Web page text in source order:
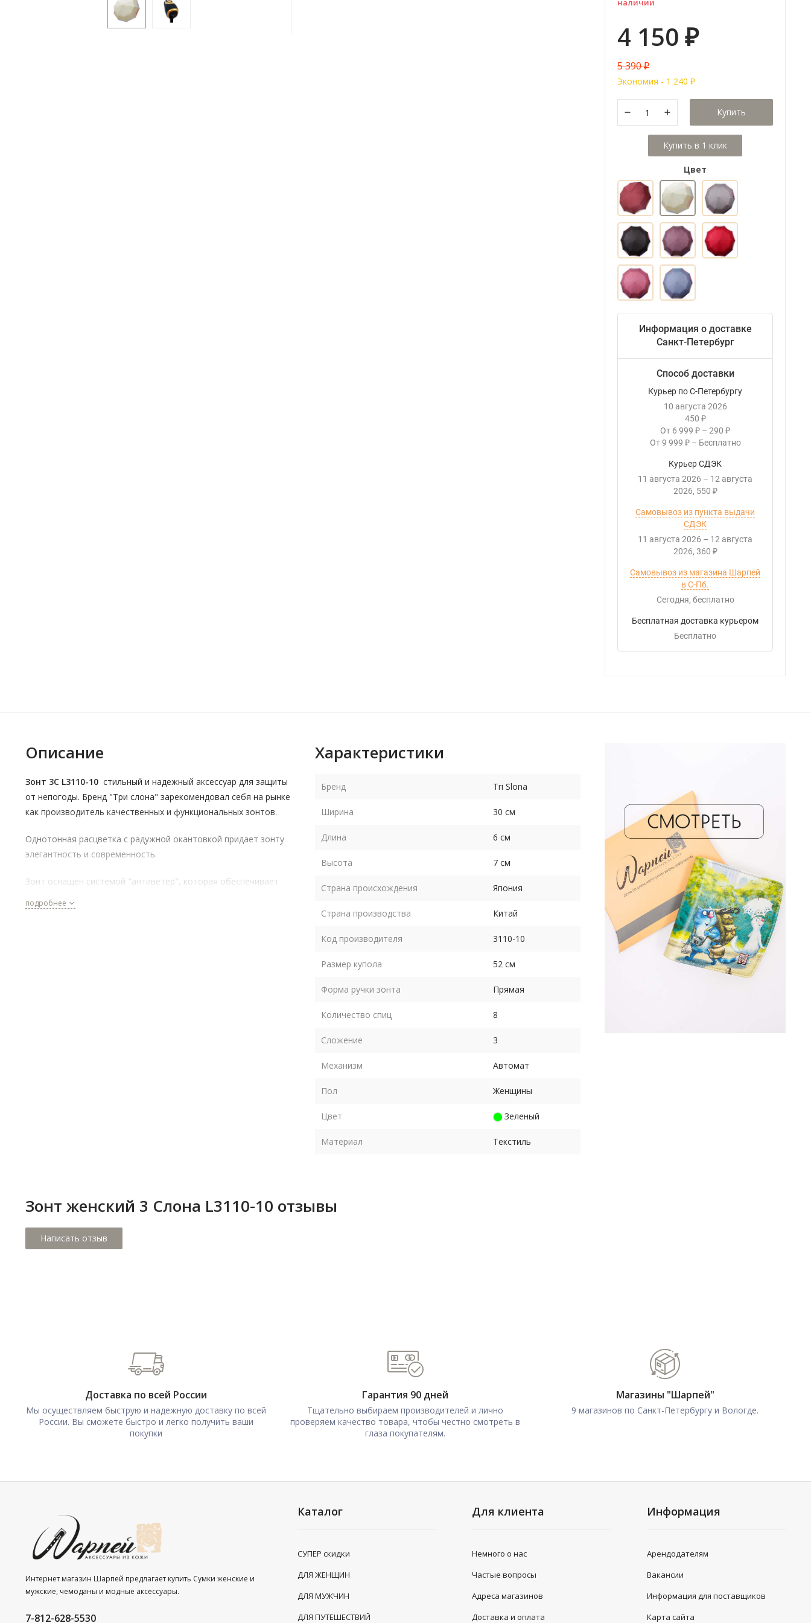
наличии
4 150 ₽
5 390₽
Экономия - 1 240 ₽
Купить
Цвет
Информация о доставке
Санкт-Петербург
Способ доставки
Курьер по С-Петербургу
10 августа 2026
450 ₽
От 6 999 ₽ – 290 ₽
От 9 999 ₽ – Бесплатно
Курьер СДЭК
11 августа 2026 – 12 августа
2026 550 ₽
Самовывоз из пункта выдачи
СДЭК
11 августа 2026 – 12 августа
2026 360 ₽
Самовывоз из магазина Шарпей
в С-Пб.
Сегодня
Бесплатно
Бесплатная доставка курьером
Бесплатно
Описание
Зонт 3C L3110-10 стильный и надежный аксессуар для защиты
от непогоды. Бренд "Три слона" зарекомендовал себя на рынке
как производитель качественных и функциональных зонтов.
Однотонная расцветка с радужной окантовкой придает зонту
элегантность и современность.
Зонт оснащен системой "антиветер", которая обеспечивает
дополнительную защиту от ветра. Это особенно актуально в
ветреные дни, когда другие зонты могут быть опрокинуты.
подробнее
Характеристики
Бренд Tri Slona
Ширина 30 см
Длина 6 см
Высота 7 см
Страна происхождения Япония
Страна производства Китай
Код производителя 3110-10
Размер купола 52 см
Форма ручки зонта Прямая
Количество спиц 8
Сложение 3
Механизм Автомат
Пол Женщины
Цвет Зеленый
Материал Текстиль
Зонт женский 3 Cлона L3110-10 отзывы
Доставка по всей России
Мы осуществляем быструю и надежную доставку по всей
России. Вы сможете быстро и легко получить ваши
покупки
Гарантия 90 дней
Тщательно выбираем производителей и лично
проверяем качество товара, чтобы честно смотреть в
глаза покупателям.
Магазины "Шарпей"
9 магазинов по Санкт-Петербургу и Вологде.
Интернет магазин Шарпей предлагает купить Сумки женские и
мужские, чемоданы и модные аксессуары.
7-812-628-5530
Каталог
СУПЕР скидки
ДЛЯ ЖЕНЩИН
ДЛЯ МУЖЧИН
ДЛЯ ПУТЕШЕСТВИЙ
Для клиента
Немного о нас
Частые вопросы
Адреса магазинов
Доставка и оплата
Информация
Арендодателям
Вакансии
Информация для поставщиков
Карта сайта